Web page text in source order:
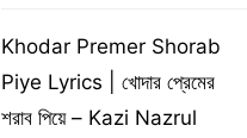
Khodar Premer Shorab
Piye Lyrics | খোদার প্রেমের
শরাব পিয়ে – Kazi Nazrul